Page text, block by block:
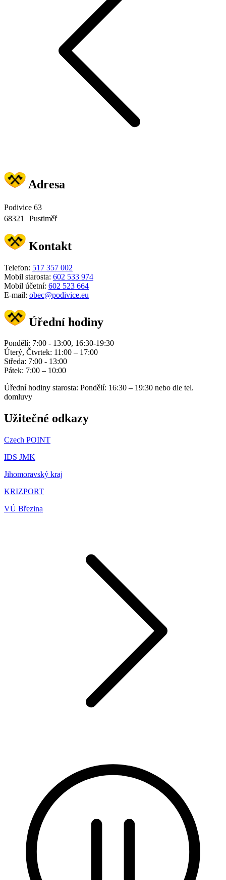
Adresa
Podivice 63
68321 Pustiměř
Kontakt
Telefon: 517 357 002
Mobil starosta: 602 533 974
Mobil účetní: 602 523 664
E-mail: obec@podivice.eu
Úřední hodiny
Pondělí: 7:00 - 13:00, 16:30-19:30
Úterý, Čtvrtek: 11:00 – 17:00
Středa: 7:00 - 13:00
Pátek: 7:00 – 10:00
Úřední hodiny starosta: Pondělí: 16:30 – 19:30 nebo dle tel.
domluvy
Užitečné odkazy
Czech POINT
IDS JMK
Jihomoravský kraj
KRIZPORT
VÚ Březina